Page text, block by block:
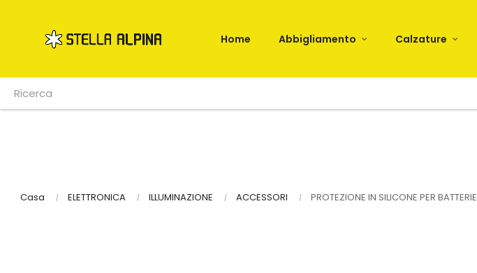
Home Abbigliamento Calzature
Casa ELETTRONICA ILLUMINAZIONE ACCESSORI PROTEZIONE IN SILICONE PER BATTERIE